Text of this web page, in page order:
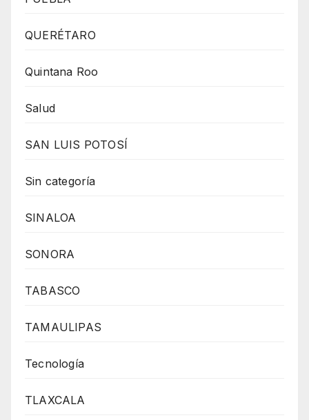
QUERÉTARO
Quintana Roo
Salud
SAN LUIS POTOSÍ
Sin categoría
SINALOA
SONORA
TABASCO
TAMAULIPAS
Tecnología
TLAXCALA